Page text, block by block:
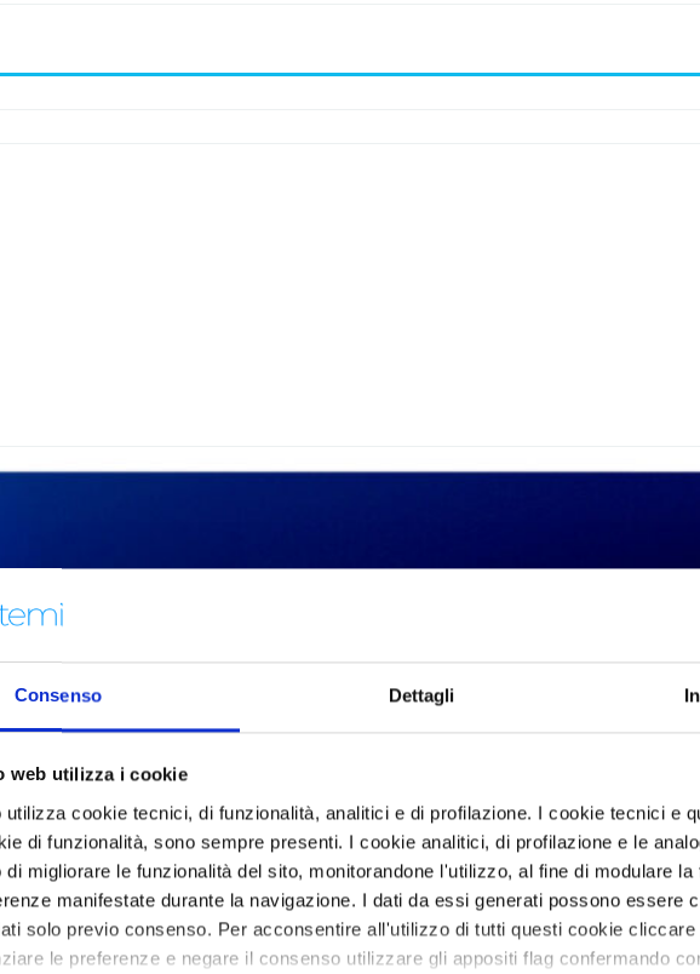
Consenso Dettagli
web utilizza i cookie
utilizza cookie tecnici, di funzionalità, analitici e di profilazione. I cookie tecnici e
di funzionalità, sono sempre presenti. I cookie analitici, di profilazione e le
di migliorare le funzionalità del sito, monitorandone l'utilizzo, al fine di modulare
manifestate durante la navigazione. I dati da essi generati possono essere
solo previo consenso. Per acconsentire all'utilizzo di tutti questi cookie
le preferenze e negare il consenso utilizzare gli appositi flag confermando